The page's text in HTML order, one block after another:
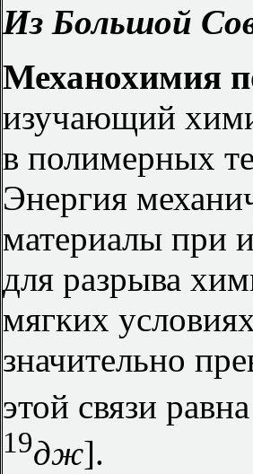
Из Большой
Механохимия
изучающий
в полимерных
Энергия
материалы при
для разрыва
мягких
значительно
этой связи
19дж].